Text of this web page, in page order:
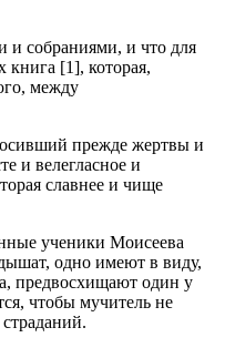
и собраниями, и что для
[1], которая,
между
прежде жертвы и
и велегласное и
славнее и чище
ученики Моисеева
одно имеют в виду,
предвосхищают один у
чтобы мучитель не